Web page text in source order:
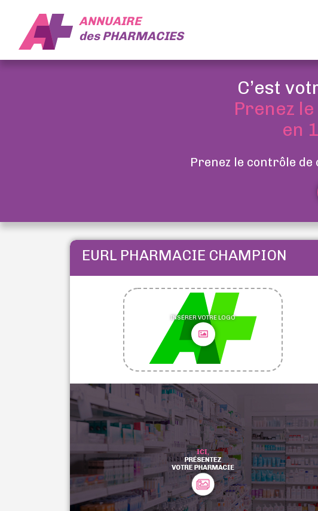
ANNUAIRE
desPHARMACIES
C’est
Prenez
en
Prenez le contrôle
EURL PHARMACIE CHAMPION
INSÉRER VOTRE LOGO